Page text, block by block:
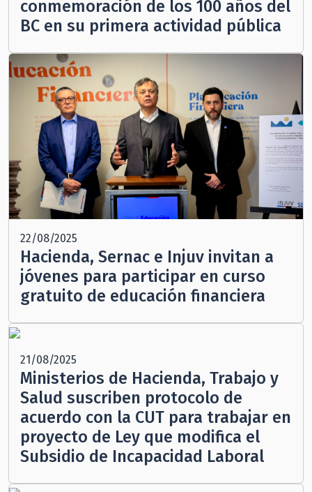
conmemoración de los 100 años del
BC en su primera actividad pública
22/08/2025
Hacienda, Sernac e Injuv invitan a
jóvenes para participar en curso
gratuito de educación financiera
21/08/2025
Ministerios de Hacienda, Trabajo y
Salud suscriben protocolo de
acuerdo con la CUT para trabajar en
proyecto de Ley que modifica el
Subsidio de Incapacidad Laboral